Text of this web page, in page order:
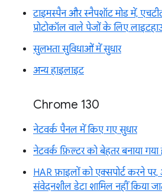
टाइमस्पैन और स्नैपशॉट मोड में,
प्रोटोकॉल वाले पेजों के लिए
सुलभता सुविधाओं में सुधार
अन्य हाइलाइट
Chrome 130
नेटवर्क पैनल में किए गए सुधार
नेटवर्क फ़िल्टर को बेहतर बनाया गया
HAR फ़ाइलों को एक्सपोर्ट करने
संवेदनशील डेटा शामिल नहीं किया